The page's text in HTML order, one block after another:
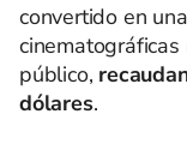
convertido en
público,
dólares.